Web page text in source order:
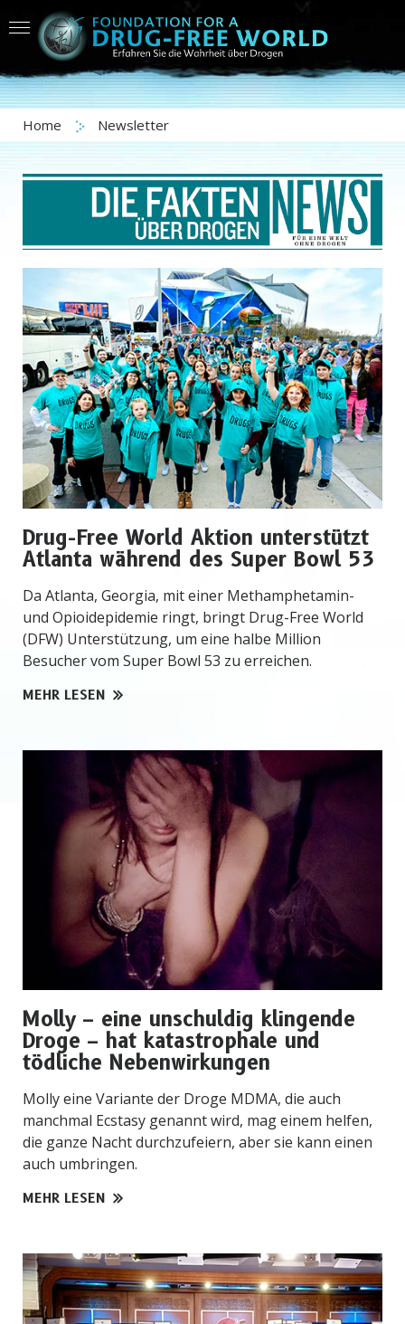
Home Newsletter
Drug-Free World Aktion unterstützt
Atlanta während des Super Bowl 53
Da Atlanta, Georgia, mit einer Methamphetamin-
und Opioidepidemie ringt, bringt Drug-Free World
(DFW) Unterstützung, um eine halbe Million
Besucher vom Super Bowl 53 zu erreichen.
MEHR LESEN
Molly – eine unschuldig klingende
Droge – hat katastrophale und
tödliche Nebenwirkungen
Molly eine Variante der Droge MDMA, die auch
manchmal Ecstasy genannt wird, mag einem helfen,
die ganze Nacht durchzufeiern, aber sie kann einen
auch umbringen.
MEHR LESEN